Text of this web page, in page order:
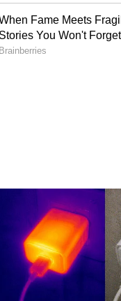
பாஜக
உள்ளனர்.
அதிகாரிகள்
அரங்கில்
இதன்
வாழ்க என
வகையில் பாஜக